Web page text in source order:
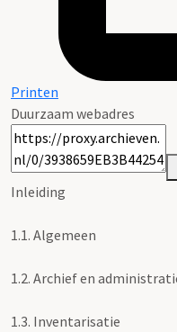
Printen
Duurzaam webadres
Inleiding
1.1. Algemeen
1.2. Archief en
1.3. Inventarisatie